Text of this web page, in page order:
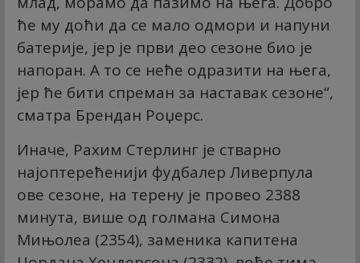
ће му доћи да се мало одмори и напуни
батерије, јер је први део сезоне био је
напоран. А то се неће одразити на њега,
јер ће бити спреман за наставак сезоне“,
сматра Брендан Роџерс.
Иначе, Рахим Стерлинг је стварно
најоптерећенији фудбалер Ливерпула
ове сезоне, на терену је провео 2388
минута, више од голмана Симона
Мињолеа (2354), заменика капитена